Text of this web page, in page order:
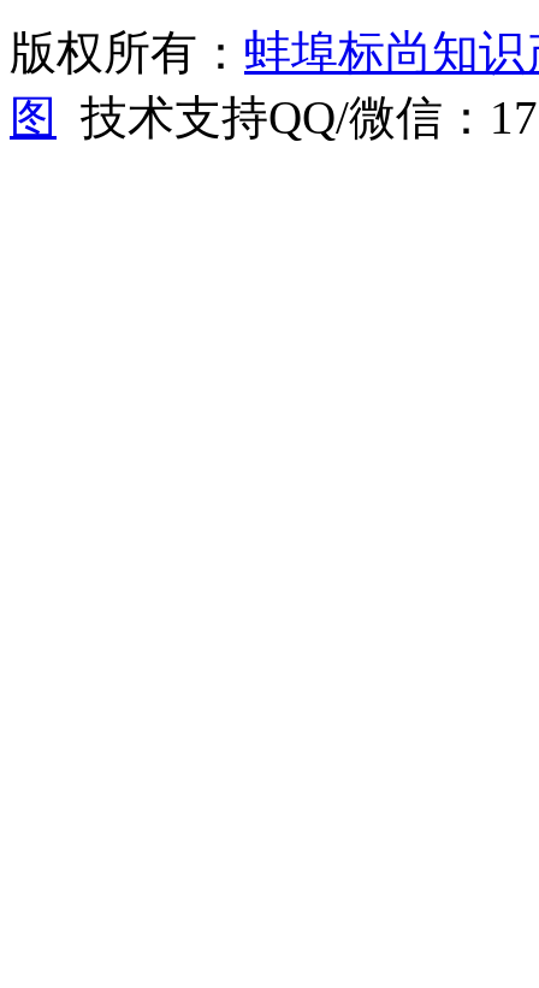
版权所有： 蚌埠标尚知
图
技术支持QQ/微信：